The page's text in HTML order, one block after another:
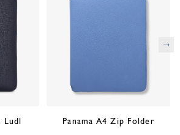
Ludl
Panama A4 Zip Folder
次